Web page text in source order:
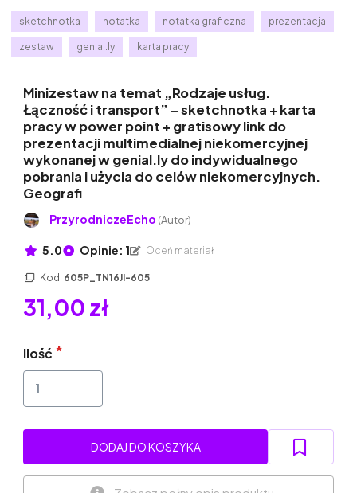
sketchnotka notatka notatka graficzna prezentacja
zestaw genial.ly karta pracy
Minizestaw na temat „Rodzaje usług.
Łączność i transport” – sketchnotka + karta
pracy w power point + gratisowy link do
prezentacji multimedialnej niekomercyjnej
wykonanej w genial.ly do indywidualnego
pobrania i użycia do celów niekomercyjnych.
Geografi
PrzyrodniczeEcho (Autor)
5.0 Opinie: 1 Oceń materiał
Kod: 605P_TN16JI-605
31,00 zł
Ilość
DODAJ DO KOSZYKA